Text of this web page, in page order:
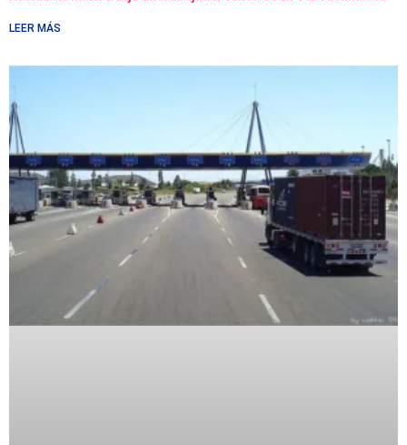
LEER MÁS